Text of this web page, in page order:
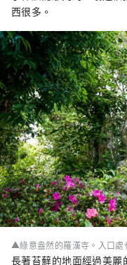
西很多。
▲綠意盎然的羅漢寺。入口處
長著苔蘚的地面經過美